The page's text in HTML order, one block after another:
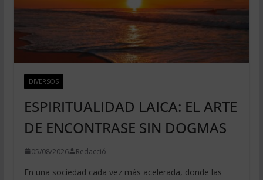
DIVERSOS
ESPIRITUALIDAD LAICA: EL ARTE
DE ENCONTRASE SIN DOGMAS
05/08/2026 Redacció
En una sociedad cada vez más acelerada, donde las